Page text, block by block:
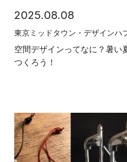
2025.08.08
東京ミッドタウン・デザインハ
空間デザインってなに？暑い
つくろう！